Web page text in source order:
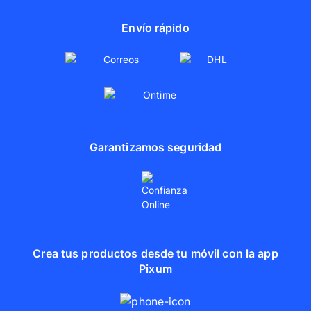
Envío rápido
Garantizamos seguridad
Crea tus productos desde tu móvil con la app
Pixum